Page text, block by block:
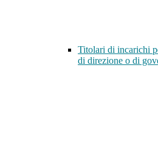
Titolari di incarichi
di direzione o di